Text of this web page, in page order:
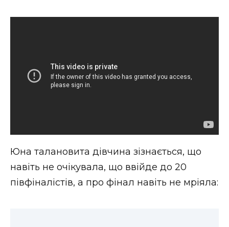
НОВИНИ ЗАХІДНОЇ УКРАЇНИ
ВІДЕО
Юна талановита дівчина зізнається, що
навіть не очікувала, що ввійде до 20
півфіналістів, а про фінал навіть не мріяла: